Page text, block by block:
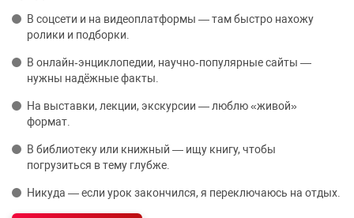
В соцсети и на видеоплатформы — там быстро нахожу
ролики и подборки.
В онлайн‑энциклопедии, научно‑популярные сайты —
нужны надёжные факты.
На выставки, лекции, экскурсии — люблю «живой»
формат.
В библиотеку или книжный — ищу книгу, чтобы
погрузиться в тему глубже.
Никуда — если урок закончился, я переключаюсь на отдых.